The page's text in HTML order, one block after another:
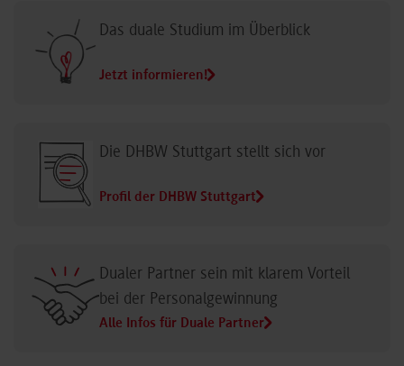
Das duale Studium im Überblick
Jetzt informieren!
Die DHBW Stuttgart stellt sich vor
Profil der DHBW Stuttgart
Dualer Partner sein mit klarem Vorteil
bei der Personalgewinnung
Alle Infos für Duale Partner